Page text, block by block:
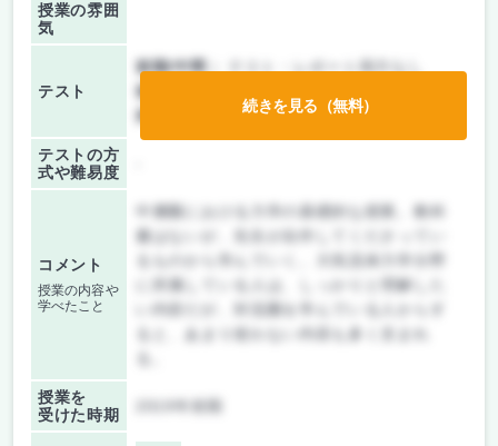
授業の雰囲
気
テスト
前期/中間：
後期/期末：
テストなし
テストの方
式や難易度
コメント
授業の内容や
学べたこと
中層圏における力学の基礎的な授業。教科
書はないが、先生が自作してくださってい
に所属している人は、しっかりと理解した
い内容だが、対流圏を学んでいる人からす
ると、あまり使わない内容も多く含まれ
授業を
受けた時期
続きを見る（無料）